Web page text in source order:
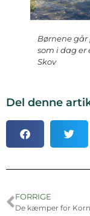
Børnene går
som i dag er
Skov
Del denne
FORRIGE
De kæmper for